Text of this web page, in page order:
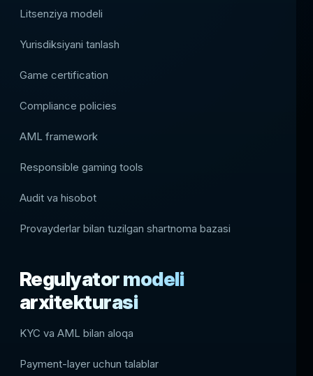
Litsenziya modeli
Yurisdiksiyani tanlash
Game certification
Compliance policies
AML framework
Responsible gaming tools
Audit va hisobot
Provayderlar bilan tuzilgan shartnoma bazasi
Regulyator modeli
arxitekturasi
KYC va AML bilan aloqa
Payment-layer uchun talablar